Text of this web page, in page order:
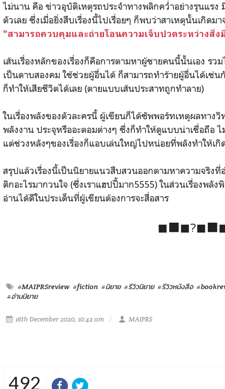
ไม่นาน คือ ข่าวอุบัติเหตุรถประจำทางพลิกคว่ำอย่างรุนแรง
ตัวเลย ซึ่งเมื่อยิ่งสืบเรื่องนี้ไปเรื่อยๆ ก็พบว่าสาเหตุนั้นเกิด
"สามารถควบคุมและถ่ายโอนความเจ็บปวดระหว่างสิ่
เส้นเรื่องหลักของเรื่องก็คือการตามหาผู้ชายคนนี้นั้นเอง รว
เป็นดาบสองคม ใช้ช่วยผู้อื่นได้ ก็สามารถทำร้ายผู้อื่นได้เช่
ก็ทำให้เสียชีวิตได้เลย (ตายแบบเส้นประสาทถูกทำลาย)
ในเรื่องพลังของตัวละครนี้ ผู้เขียนก็ได้ซัพพอร์ทเหตุผลทาง
พลังงาน ประจุหรืออะตอมต่างๆ ซึ่งก็ทำให้ดูแบบน่าเชื่อถือ
แต่ช่วงหลังๆของเรื่องก็แอบเล่นใหญ่ไปหน่อยที่พลังทำให้เกิ
สรุปแล้วเรื่องนี้เป็นนิยายแนวสืบสวนออกตามหาความจริง
ติกอะไรมากวนใจ (ซึ่งเราแฮปปี้มาก5555) ในส่วนเรื่องพลั
อ่านได้ดีในประเด็นที่ผู้เขียนต้องการจะสื่อสาร
#MAIPRSreview #fiction #นิยาย #รีวิวนิยาย #รีวิวหนังสือ
#อ่านนิยาย
16th December 2020, 10:42 am MAIPRS
492